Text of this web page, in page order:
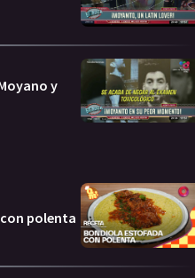
y
polenta